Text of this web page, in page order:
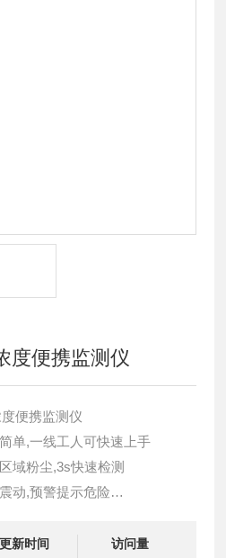
度便携监测仪
便携监测仪
单,一线工人可快速上手
域粉尘,3s快速检测
动,预警提示危险
录,配接电脑可当U盘导出数据
更新时间
访问量